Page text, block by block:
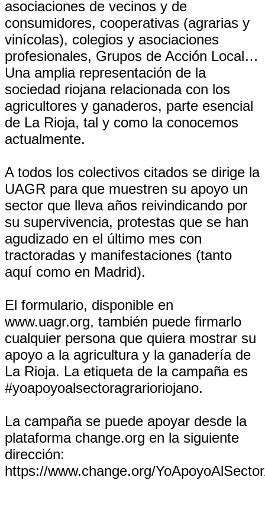
asociaciones de vecinos y de
consumidores, cooperativas (agrarias y
vinícolas), colegios y asociaciones
profesionales, Grupos de Acción Local…
Una amplia representación de la
sociedad riojana relacionada con los
agricultores y ganaderos, parte esencial
de La Rioja, tal y como la conocemos
actualmente.
A todos los colectivos citados se dirige la
UAGR para que muestren su apoyo un
sector que lleva años reivindicando por
su supervivencia, protestas que se han
agudizado en el último mes con
tractoradas y manifestaciones (tanto
aquí como en Madrid).
El formulario, disponible en
www.uagr.org, también puede firmarlo
cualquier persona que quiera mostrar su
apoyo a la agricultura y la ganadería de
La Rioja. La etiqueta de la campaña es
#yoapoyoalsectoragrarioriojano.
La campaña se puede apoyar desde la
plataforma change.org en la siguiente
dirección:
https://www.change.org/